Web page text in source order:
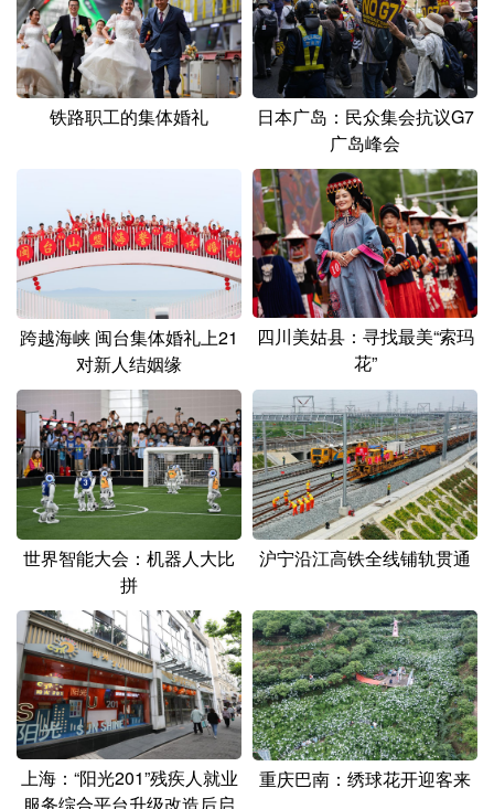
新疆 内蒙古 黑龙江
多语种频道
Français
日本語 한국어
Deutsch Português
铁路职工的集体婚礼
日本广岛：民众集会抗议G7
广岛峰会
跨越海峡 闽台集体婚礼上21
对新人结姻缘
四川美姑县：寻找最美“索玛
花”
世界智能大会：机器人大比
拼
沪宁沿江高铁全线铺轨贯通
上海：“阳光201”残疾人就业
重庆巴南：绣球花开迎客来